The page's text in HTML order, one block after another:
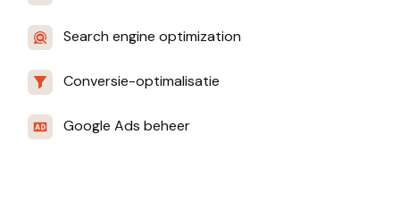
Search engine optimization
Conversie-optimalisatie
Google Ads beheer